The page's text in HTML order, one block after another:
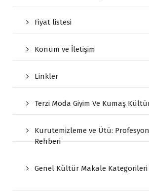
Fiyat listesi
Konum ve İletişim
Linkler
Terzi Moda Giyim Ve Kumaş
Kurutemizleme ve Ütü:
Rehberi
Genel Kültür Makale Kategorileri